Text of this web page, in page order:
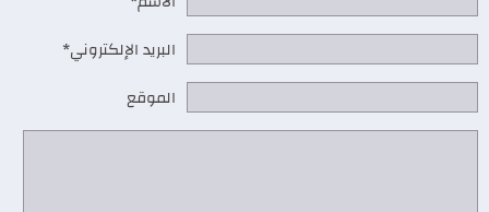
البريد الإلكتروني*
الموقع